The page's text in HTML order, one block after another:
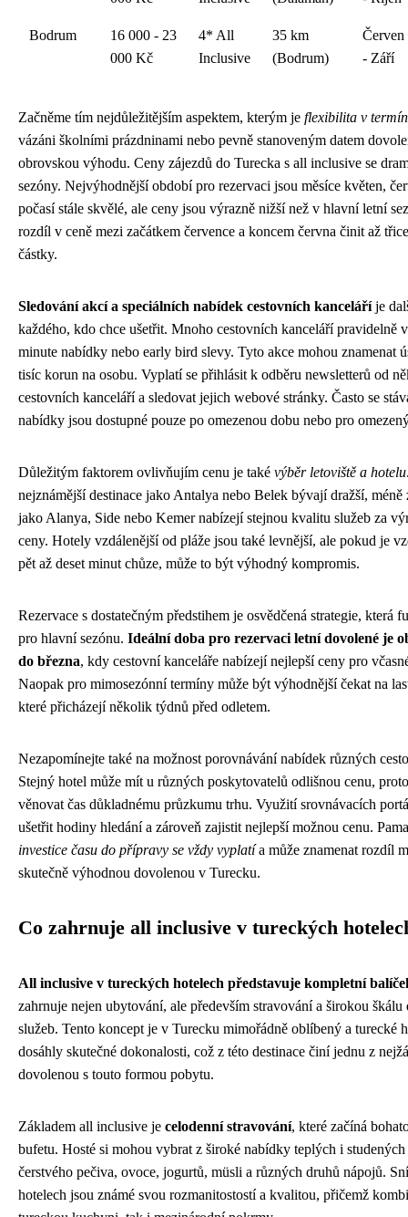
Bodrum
16 000 - 23
000 Kč
4* All
Inclusive
35 km
(Bodrum)
Červen
- Září
Začněme tím nejdůležitějším aspektem, kterým je flexibilita v
vázáni školními prázdninami nebo pevně stanoveným datem
obrovskou výhodu. Ceny zájezdů do Turecka s all inclusive se
sezóny. Nejvýhodnější období pro rezervaci jsou měsíce květen,
počasí stále skvělé, ale ceny jsou výrazně nižší než v hlavní letní
rozdíl v ceně mezi začátkem července a koncem června činit až
částky.
Sledování akcí a speciálních nabídek cestovních kanceláříje
každého, kdo chce ušetřit. Mnoho cestovních kanceláří pravidelně
minute nabídky nebo early bird slevy. Tyto akce mohou znamenat
tisíc korun na osobu. Vyplatí se přihlásit k odběru newsletterů od
cestovních kanceláří a sledovat jejich webové stránky. Často se
nabídky jsou dostupné pouze po omezenou dobu nebo pro
Důležitým faktorem ovlivňujím cenu je také výběr letoviště a hotelu
nejznámější destinace jako Antalya nebo Belek bývají dražší, méně
jako Alanya, Side nebo Kemer nabízejí stejnou kvalitu služeb za
ceny. Hotely vzdálenější od pláže jsou také levnější, ale pokud je
pět až deset minut chůze, může to být výhodný kompromis.
Rezervace s dostatečným předstihem je osvědčená strategie, která
pro hlavní sezónu. Ideální doba pro rezervaci letní dovolené je
do března, kdy cestovní kanceláře nabízejí nejlepší ceny pro
Naopak pro mimosezónní termíny může být výhodnější čekat na
které přicházejí několik týdnů před odletem.
Nezapomínejte také na možnost porovnávání nabídek různých
Stejný hotel může mít u různých poskytovatelů odlišnou cenu,
věnovat čas důkladnému průzkumu trhu. Využití srovnávacích
ušetřit hodiny hledání a zároveň zajistit nejlepší možnou cenu.
investice času do přípravy se vždy vyplatía může znamenat rozdíl
skutečně výhodnou dovolenou v Turecku.
Co zahrnuje all inclusive v tureckých
All inclusive v tureckých hotelech představuje kompletní
zahrnuje nejen ubytování, ale především stravování a širokou
služeb. Tento koncept je v Turecku mimořádně oblíbený a turecké
dosáhly skutečné dokonalosti, což z této destinace činí jednu z
dovolenou s touto formou pobytu.
Základem all inclusive je celodenní stravování, které začíná
bufetu. Hosté si mohou vybrat z široké nabídky teplých i
čerstvého pečiva, ovoce, jogurtů, müsli a různých druhů nápojů.
hotelech jsou známé svou rozmanitostostí a kvalitou, přičemž